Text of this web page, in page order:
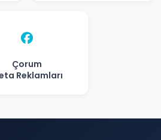
Çorum
Reklamları